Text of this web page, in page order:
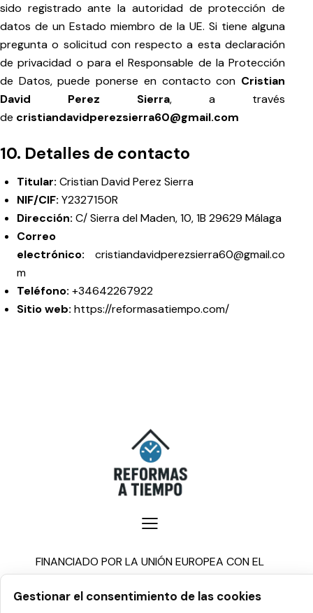
sido registrado ante la autoridad de protección de
datos de un Estado miembro de la UE. Si tiene alguna
pregunta o solicitud con respecto a esta declaración
de privacidad o para el Responsable de la Protección
de Datos, puede ponerse en contacto con Cristian
David Perez Sierra, a través
de cristiandavidperezsierra60@gmail.com
10. Detalles de contacto
Titular: Cristian David Perez Sierra
NIF/CIF: Y2327150R
Dirección: C/ Sierra del Maden, 10, 1B 29629 Málaga
Correo
electrónico:
cristiandavidperezsierra60@gmail.co
m
Teléfono: +34642267922
Sitio web: https://reformasatiempo.com/
FINANCIADO POR LA UNIÓN EUROPEA CON EL
GENERATION (EU) DEL MECANISMO DE
Gestionar el consentimiento de las cookies